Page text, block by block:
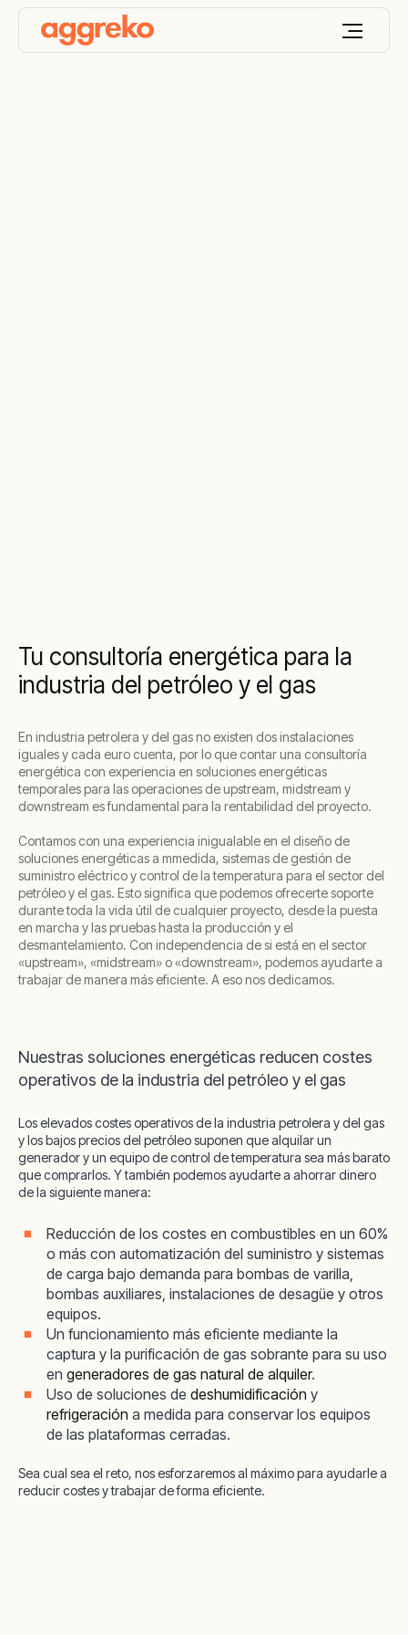
Tu consultoría energética para la
industria del petróleo y el gas
En industria petrolera y del gas no existen dos instalaciones
iguales y cada euro cuenta, por lo que contar una consultoría
energética con experiencia en soluciones energéticas
temporales para las operaciones de upstream, midstream y
downstream es fundamental para la rentabilidad del proyecto.
Contamos con una experiencia inigualable en el diseño de
soluciones energéticas a mmedida, sistemas de gestión de
suministro eléctrico y control de la temperatura para el sector del
petróleo y el gas. Esto significa que podemos ofrecerte soporte
durante toda la vida útil de cualquier proyecto, desde la puesta
en marcha y las pruebas hasta la producción y el
desmantelamiento. Con independencia de si está en el sector
«upstream», «midstream» o «downstream», podemos ayudarte a
trabajar de manera más eficiente. A eso nos dedicamos.
Nuestras soluciones energéticas reducen costes
operativos de la industria del petróleo y el gas
Los elevados costes operativos de la industria petrolera y del gas
y los bajos precios del petróleo suponen que alquilar un
generador y un equipo de control de temperatura sea más barato
que comprarlos. Y también podemos ayudarte a ahorrar dinero
de la siguiente manera:
Reducción de los costes en combustibles en un 60%
o más con automatización del suministro y sistemas
de carga bajo demanda para bombas de varilla,
bombas auxiliares, instalaciones de desagüe y otros
equipos.
Un funcionamiento más eficiente mediante la
captura y la purificación de gas sobrante para su uso
en generadores de gas natural de alquiler.
Uso de soluciones de deshumidificación y
refrigeración a medida para conservar los equipos
de las plataformas cerradas.
Sea cual sea el reto, nos esforzaremos al máximo para ayudarle a
reducir costes y trabajar de forma eficiente.